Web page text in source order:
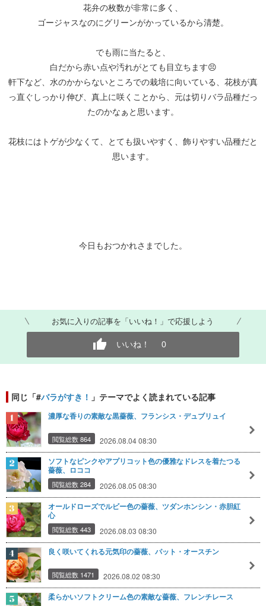
花弁の枚数が非常に多く、
ゴージャスなのにグリーンがかっているから清楚。
でも雨に当たると、
白だから赤い点や汚れがとても目立ちます😣
軒下など、水のかからないところでの栽培に向いている、花枝が真
っ直ぐしっかり伸び、真上に咲くことから、元は切りバラ品種だっ
たのかなぁと思います。
花枝にはトゲが少なくて、とても扱いやすく、飾りやすい品種だと
思います。
今日もおつかれさまでした。
お気に入りの記事を「いいね！」で応援しよう
いいね！ 0
同じ「#バラがすき！ 」テーマでよく読まれている記事
濃厚な香りの素敵な黒薔薇、フランシス・デュブリュイ
閲覧総数 864 2026.08.04 08:30
ソフトなピンクやアプリコット色の優雅なドレスを着たつる
薔薇、ロココ
閲覧総数 284 2026.08.05 08:30
オールドローズでルビー色の薔薇、ツダンホンシン・赤胆紅
心
閲覧総数 443 2026.08.03 08:30
良く咲いてくれる元気印の薔薇、パット・オースチン
閲覧総数 1471 2026.08.02 08:30
柔らかいソフトクリーム色の素敵な薔薇、フレンチレース